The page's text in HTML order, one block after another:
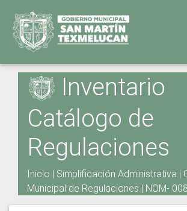
Inventario
Catálogo de
Regulaciones
Inicio | Simplificación Administrativa |
Municipal de Regulaciones | NOM-